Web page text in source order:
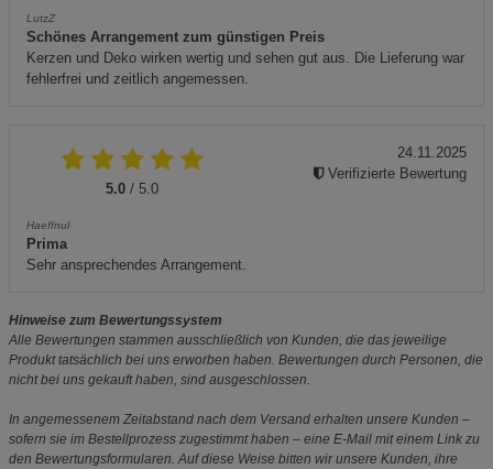
LutzZ
Schönes Arrangement zum günstigen Preis
Kerzen und Deko wirken wertig und sehen gut aus. Die Lieferung war
fehlerfrei und zeitlich angemessen.
5.0 / 5.0
Haeffnul
Prima
Sehr ansprechendes Arrangement.
24.11.2025
Verifizierte Bewertung
Hinweise zum Bewertungssystem
Alle Bewertungen stammen ausschließlich von Kunden, die das jeweilige
Produkt tatsächlich bei uns erworben haben. Bewertungen durch Personen, die
nicht bei uns gekauft haben, sind ausgeschlossen.
In angemessenem Zeitabstand nach dem Versand erhalten unsere Kunden –
sofern sie im Bestellprozess zugestimmt haben – eine E-Mail mit einem Link zu
den Bewertungsformularen. Auf diese Weise bitten wir unsere Kunden, ihre